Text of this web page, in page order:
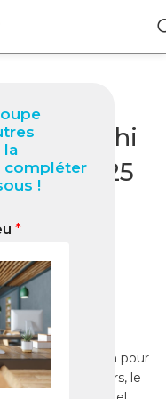
la
compléter
!
*
2025
2025
et familles à
destination pour
Dans ce parcours, le